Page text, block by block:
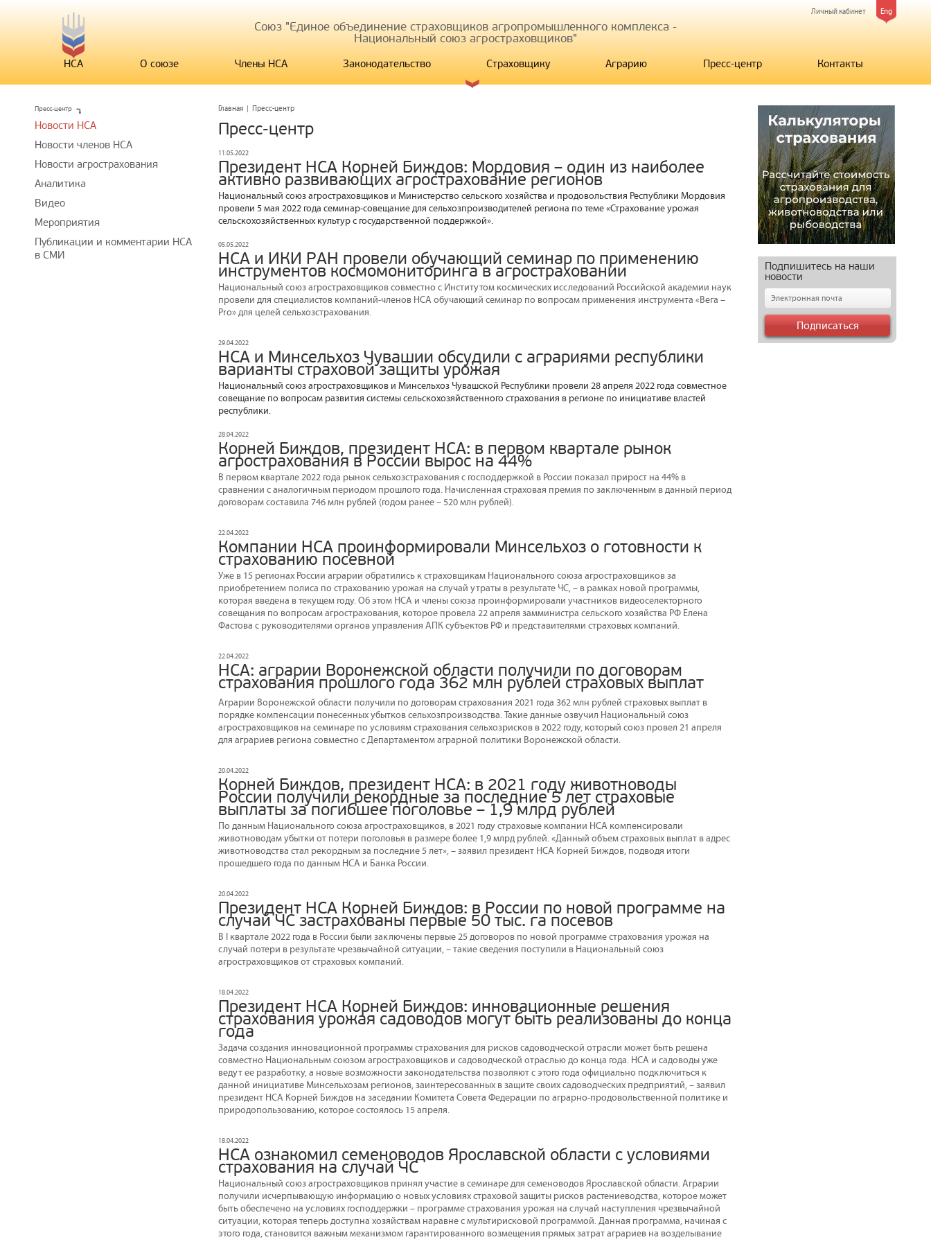
Eng
Личный кабинет
Союз "Единое объединение страховщиков агропромышленного комплекса -
Национальный союз агростраховщиков"
НСА О союзе Члены НСА Законодательство Страховщику Аграрию Пресс-центр Контакты
Главная | Пресс-центр
Пресс-центр
11.05.2022
Президент НСА Корней Биждов: Мордовия – один из наиболее
активно развивающих агрострахование регионов
Национальный союз агростраховщиков и Министерство сельского хозяйства и продовольствия Республики Мордовия
провели 5 мая 2022 года семинар-совещание для сельхозпроизводителей региона по теме «Страхование урожая
сельскохозяйственных культур с государственной поддержкой».
05.05.2022
НСА и ИКИ РАН провели обучающий семинар по применению
инструментов космомониторинга в агростраховании
Национальный союз агростраховщиков совместно с Институтом космических исследований Российской академии наук
провели для специалистов компаний-членов НСА обучающий семинар по вопросам применения инструмента «Вега –
Pro» для целей сельхозстрахования.
29.04.2022
НСА и Минсельхоз Чувашии обсудили с аграриями республики
варианты страховой защиты урожая
Национальный союз агростраховщиков и Минсельхоз Чувашской Республики провели 28 апреля 2022 года совместное
совещание по вопросам развития системы сельскохозяйственного страхования в регионе по инициативе властей
республики.
28.04.2022
Корней Биждов, президент НСА: в первом квартале рынок
агрострахования в России вырос на 44%
В первом квартале 2022 года рынок сельхозстрахования с господдержкой в России показал прирост на 44% в
сравнении с аналогичным периодом прошлого года. Начисленная страховая премия по заключенным в данный период
договорам составила 746 млн рублей (годом ранее – 520 млн рублей).
22.04.2022
Компании НСА проинформировали Минсельхоз о готовности к
страхованию посевной
Уже в 15 регионах России аграрии обратились к страховщикам Национального союза агростраховщиков за
приобретением полиса по страхованию урожая на случай утраты в результате ЧС, – в рамках новой программы,
которая введена в текущем году. Об этом НСА и члены союза проинформировали участников видеоселекторного
совещания по вопросам агрострахования, которое провела 22 апреля замминистра сельского хозяйства РФ Елена
Фастова с руководителями органов управления АПК субъектов РФ и представителями страховых компаний.
22.04.2022
НСА: аграрии Воронежской области получили по договорам
страхования прошлого года 362 млн рублей страховых выплат
Аграрии Воронежской области получили по договорам страхования 2021 года 362 млн рублей страховых выплат в
порядке компенсации понесенных убытков сельхозпроизводства. Такие данные озвучил Национальный союз
агростраховщиков на семинаре по условиям страхования сельхозрисков в 2022 году, который союз провел 21 апреля
для аграриев региона совместно с Департаментом аграрной политики Воронежской области.
20.04.2022
Корней Биждов, президент НСА: в 2021 году животноводы
России получили рекордные за последние 5 лет страховые
выплаты за погибшее поголовье – 1,9 млрд рублей
По данным Национального союза агростраховщиков, в 2021 году страховые компании НСА компенсировали
животноводам убытки от потери поголовья в размере более 1,9 млрд рублей. «Данный объем страховых выплат в адрес
животноводства стал рекордным за последние 5 лет», – заявил президент НСА Корней Биждов, подводя итоги
прошедшего года по данным НСА и Банка России.
20.04.2022
Президент НСА Корней Биждов: в России по новой программе на
случай ЧС застрахованы первые 50 тыс. га посевов
В I квартале 2022 года в России были заключены первые 25 договоров по новой программе страхования урожая на
случай потери в результате чрезвычайной ситуации, – такие сведения поступили в Национальный союз
агростраховщиков от страховых компаний.
18.04.2022
Президент НСА Корней Биждов: инновационные решения
страхования урожая садоводов могут быть реализованы до конца
года
Задача создания инновационной программы страхования для рисков садоводческой отрасли может быть решена
совместно Национальным союзом агростраховщиков и садоводческой отраслью до конца года. НСА и садоводы уже
ведут ее разработку, а новые возможности законодательства позволяют с этого года официально подключиться к
данной инициативе Минсельхозам регионов, заинтересованных в защите своих садоводческих предприятий, – заявил
президент НСА Корней Биждов на заседании Комитета Совета Федерации по аграрно-продовольственной политике и
природопользованию, которое состоялось 15 апреля.
18.04.2022
НСА ознакомил семеноводов Ярославской области с условиями
страхования на случай ЧС
Национальный союз агростраховщиков принял участие в семинаре для семеноводов Ярославской области. Аграрии
получили исчерпывающую информацию о новых условиях страховой защиты рисков растениеводства, которое может
быть обеспечено на условиях господдержки – программе страхования урожая на случай наступления чрезвычайной
ситуации, которая теперь доступна хозяйствам наравне с мультирисковой программой. Данная программа, начиная с
этого года, становится важным механизмом гарантированного возмещения прямых затрат аграриев на возделывание
Пресс-центр
Новости НСА
Новости членов НСА
Новости агрострахования
Аналитика
Видео
Мероприятия
Публикации и комментарии НСА
в СМИ
Подпишитесь на наши
новости